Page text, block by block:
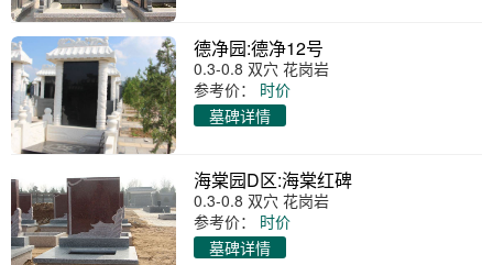
德净园:德净12号
0.3-0.8 双穴 花岗岩
参考价：
时价
墓碑详情
海棠园D区:海棠红碑
0.3-0.8 双穴 花岗岩
参考价：
时价
墓碑详情